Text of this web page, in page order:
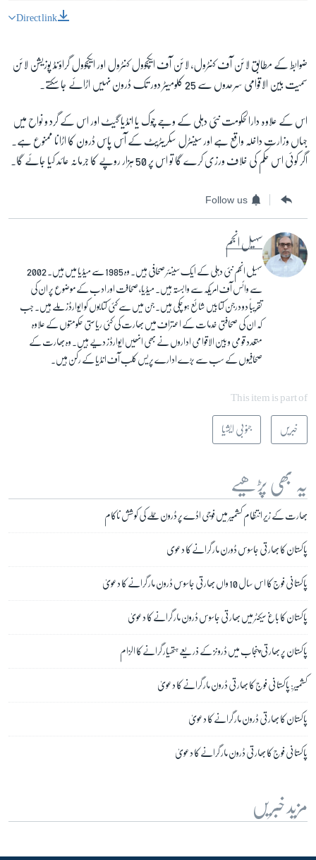
Direct link
ضوابط کے مطابق لائن آف کنٹرول، لائن آف ایکچوول کنٹرول اور ایکچوول گراؤنڈ پوزیشن لائن
سمیت بین الاقوامی سرحدوں سے 25 کلومیٹر دور تک ڈرون نہیں اڑائے جا سکتے۔
اس کے علاوہ دارالحکومت نئی دہلی کے وجے چوک یا انڈیا گیٹ اور اس کے گرد و نواح میں
جہاں وزارتِ داخلہ واقع ہے اور سینٹرل سکریٹریٹ کے آس پاس ڈرون کا اڑانا ممنوع ہے۔
اگر کوئی اس حکم کی خلاف ورزی کرے گا تو اس پر 50 ہزار روپے کا جرمانہ عائد کیا جائے گا۔
Follow us
سہیل انجم
سہیل انجم نئی دہلی کے ایک سینئر صحافی ہیں۔ وہ 1985 سے میڈیا میں ہیں۔ 2002
سے وائس آف امریکہ سے وابستہ ہیں۔ میڈیا، صحافت اور ادب کے موضوع پر ان کی
تقریباً دو درجن کتابیں شائع ہو چکی ہیں۔ جن میں سے کئی کتابوں کو ایوارڈز ملے ہیں۔ جب
کہ ان کی صحافتی خدمات کے اعتراف میں بھارت کی کئی ریاستی حکومتوں کے علاوہ
متعدد قومی و بین الاقوامی اداروں نے بھی انھیں ایوارڈز دیے ہیں۔ وہ بھارت کے
صحافیوں کے سب سے بڑے ادارے پریس کلب آف انڈیا کے رکن ہیں۔
This item is part of
خبریں جنوبی ایشیا
یہ بھی پڑھیے
بھارت کے زیرِ انتظام کشمیر میں فوجی اڈے پر ڈرون حملے کی کوشش ناکام
پاکستان کا بھارتی جاسوس ڈورن مار گرانے کا دعوی
پاکستانی فوج کا اس سال 10 واں بھارتی جاسوس ڈرون مار گرانے کا دعویٰ
پاکستان کا باغ سیکٹر میں بھارتی جاسوس ڈرون مار گرانے کا دعویٰ
پاکستان پر بھارتی پنجاب میں ڈرونز کے ذریعے ہتھیار گرانے کا الزام
کشمیر: پاکستانی فوج کا بھارتی ڈرون مار گرانے کا دعویٰ
پاکستان کا بھارتی ڈرون مار گرانے کا دعویٰ
پاکستانی فوج کا بھارتی ڈرون مار گرانے کا دعویٰ
مزید خبریں